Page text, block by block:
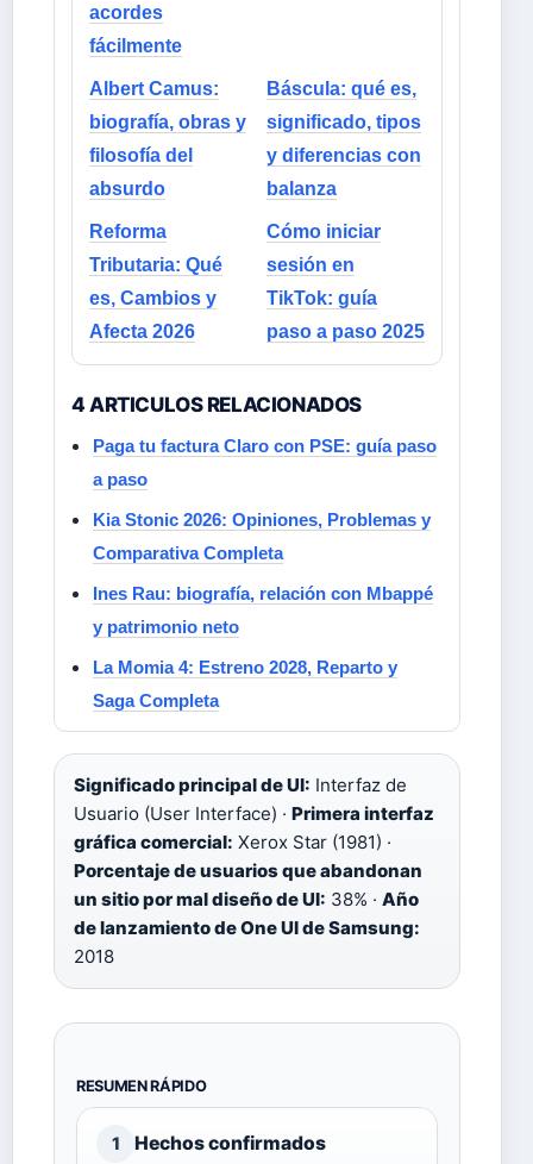
acordes
fácilmente
Albert Camus:
biografía, obras y
filosofía del
absurdo
Báscula: qué es,
significado, tipos
y diferencias con
balanza
Reforma
Tributaria: Qué
es, Cambios y
Afecta 2026
Cómo iniciar
sesión en
TikTok: guía
paso a paso 2025
4 ARTICULOS RELACIONADOS
Paga tu factura Claro con PSE: guía paso
a paso
Kia Stonic 2026: Opiniones, Problemas y
Comparativa Completa
Ines Rau: biografía, relación con Mbappé
y patrimonio neto
La Momia 4: Estreno 2028, Reparto y
Saga Completa
Significado principal de UI: Interfaz de
Usuario (User Interface) · Primera interfaz
gráfica comercial: Xerox Star (1981) ·
Porcentaje de usuarios que abandonan
un sitio por mal diseño de UI: 38% · Año
de lanzamiento de One UI de Samsung:
2018
RESUMEN RÁPIDO
1 Hechos confirmados